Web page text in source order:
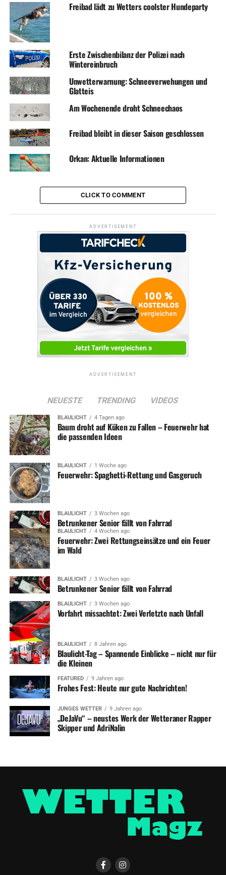
Freibad lädt zu Wetters coolster Hundeparty
Erste Zwischenbilanz der Polizei nach
Wintereinbruch
Unwetterwarnung: Schneeverwehungen und
Glatteis
Am Wochenende droht Schneechaos
Freibad bleibt in dieser Saison geschlossen
Orkan: Aktuelle Informationen
CLICK TO COMMENT
ADVERTISEMENT
ADVERTISEMENT
NEUESTE TRENDING VIDEOS
BLAULICHT 4 Tagen ago
Baum droht auf Küken zu Fallen – Feuerwehr hat
die passenden Ideen
BLAULICHT 1 Woche ago
Feuerwehr: Spaghetti-Rettung und Gasgeruch
BLAULICHT 3 Wochen ago
Betrunkener Senior fällt von Fahrrad
BLAULICHT 4 Wochen ago
Feuerwehr: Zwei Rettungseinsätze und ein Feuer
im Wald
BLAULICHT 3 Wochen ago
Betrunkener Senior fällt von Fahrrad
BLAULICHT 3 Wochen ago
Vorfahrt missachtet: Zwei Verletzte nach Unfall
BLAULICHT 8 Jahren ago
Blaulicht-Tag – Spannende Einblicke – nicht nur für
die Kleinen
FEATURED 9 Jahren ago
Frohes Fest: Heute nur gute Nachrichten!
JUNGES WETTER 9 Jahren ago
„DeJaVu“ – neustes Werk der Wetteraner Rapper
Skipper und AdriNalin